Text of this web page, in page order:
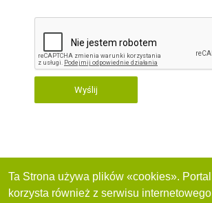
Wyślij
Ta Strona używa plików «cookies». Portal
korzysta również z serwisu internetowego